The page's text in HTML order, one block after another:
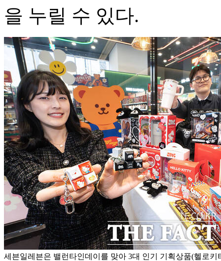
을 누릴 수 있다.
세븐일레븐은 밸런타인데이를 맞아 3대 인기 기획상품(헬로키